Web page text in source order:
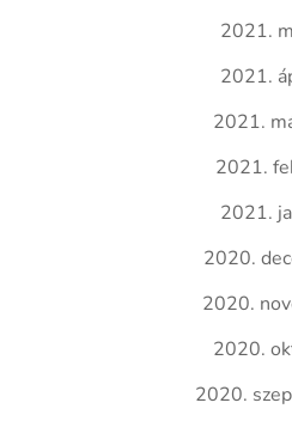
2021.
2021.
2021.
2021.
2021.
2020.
2020.
2020.
2020.